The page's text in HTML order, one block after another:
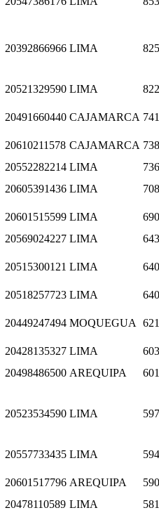
20392866966 LIMA
20521329590 LIMA
20491660440 CAJAMARCA
20610211578 CAJAMARCA
20552282214 LIMA
20605391436 LIMA
20601515599 LIMA
20569024227 LIMA
20515300121 LIMA
20518257723 LIMA
20449247494 MOQUEGUA
20428135327 LIMA
20498486500 AREQUIPA
20523534590 LIMA
20557733435 LIMA
20601517796 AREQUIPA
20478110589 LIMA